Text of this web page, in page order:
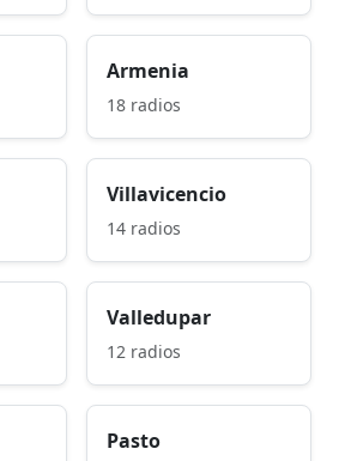
Armenia
18 radios
Villavicencio
14 radios
Valledupar
12 radios
Pasto